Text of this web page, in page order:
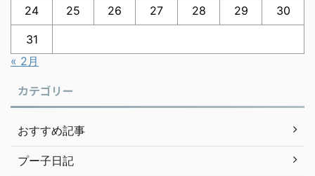
24 25 26 27 28 29 30
31
« 2月
カテゴリー
おすすめ記事
プー子日記